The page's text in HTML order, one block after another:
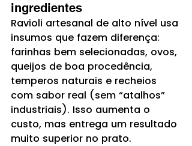
ingredientes
Ravioli artesanal de alto nível usa
insumos que fazem diferença:
farinhas bem selecionadas, ovos,
queijos de boa procedência,
temperos naturais e recheios
com sabor real (sem “atalhos”
industriais). Isso aumenta o
custo, mas entrega um resultado
muito superior no prato.